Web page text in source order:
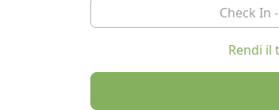
business sostenibili nel nostro
con migliori metodi
sono fatti scarti e rifiuti.
proprietà, la creazione di un
nostri vivai propagano migliaia
Rendi il